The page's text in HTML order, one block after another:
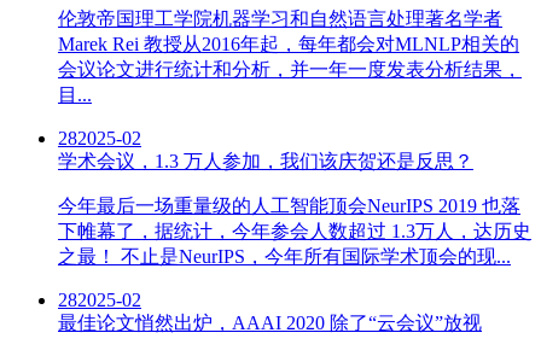
伦敦帝国理工学院机器学习和自然语言处理著名学者
Marek Rei 教授从2016年起，每年都会对MLNLP相关的
会议论文进行统计和分析，并一年一度发表分析结果，
目...
282025-02
学术会议，1.3 万人参加，我们该庆贺还是反思？
今年最后一场重量级的人工智能顶会NeurIPS 2019 也落
下帷幕了，据统计，今年参会人数超过 1.3万人，达历史
之最！ 不止是NeurIPS，今年所有国际学术顶会的现...
282025-02
最佳论文悄然出炉，AAAI 2020 除了“云会议”放视